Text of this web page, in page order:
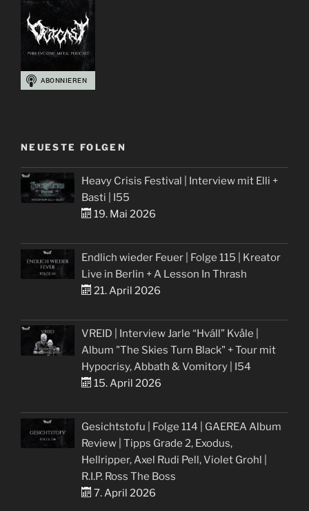
NEUESTE FOLGEN
Heavy Crisis Festival | Interview mit Elli +
Basti | I55
19. Mai 2026
Endlich wieder Feuer | Folge 115 | Kreator
Live in Berlin + A Lesson In Thrash
21. April 2026
VREID | Interview Jarle “Hváll” Kvåle |
Album "The Skies Turn Black" + Tour mit
Hypocrisy, Abbath & Vomitory | I54
15. April 2026
Gesichtstofu | Folge 114 | GAEREA Album
Review | Tipps Grade 2, Exodus,
Hellripper, Axel Rudi Pell, Violet Grohl |
R.I.P. Ross The Boss
7. April 2026